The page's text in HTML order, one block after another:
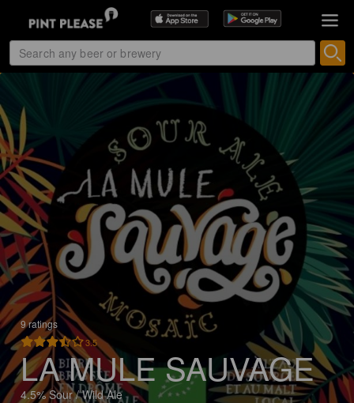
9 ratings
3.5
LA MULE SAUVAGE
4.5% Sour / Wild Ale